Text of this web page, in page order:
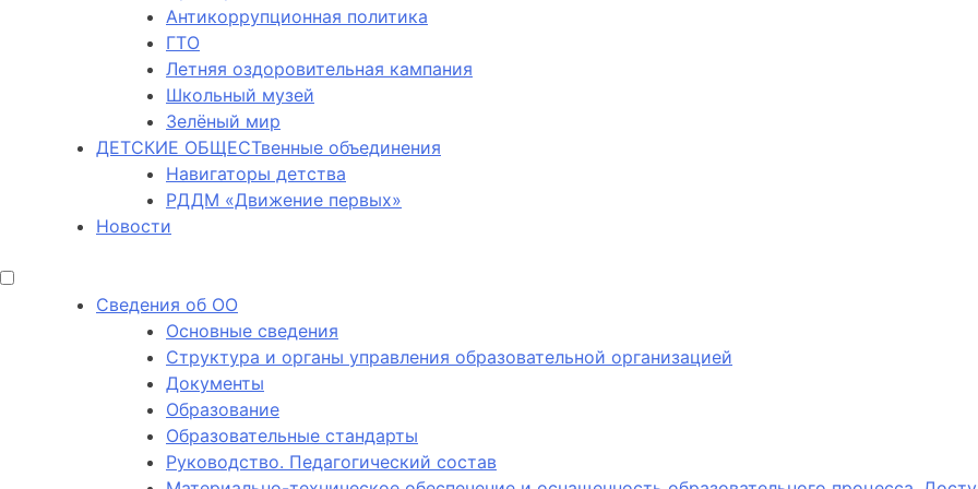
Антикоррупционная политика
ГТО
Летняя оздоровительная кампания
Школьный музей
Зелёный мир
ДЕТСКИЕ ОБЩЕСТвенные объединения
Навигаторы детства
РДДМ «Движение первых»
Новости
Сведения об ОО
Основные сведения
Структура и органы управления образовательной организацией
Документы
Образование
Образовательные стандарты
Руководство. Педагогический состав